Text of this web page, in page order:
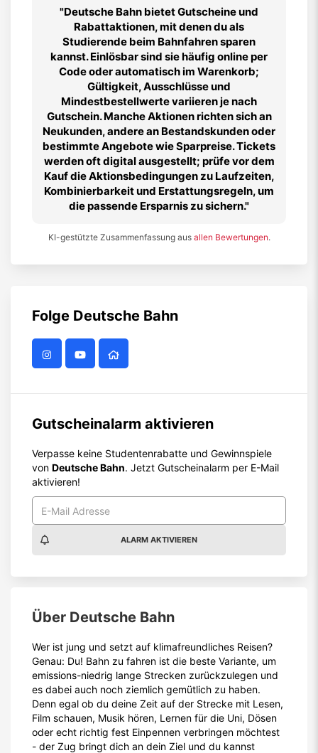
Deutsche Bahn bietet Gutscheine und
Rabattaktionen, mit denen du als
Studierende beim Bahnfahren sparen
kannst. Einlösbar sind sie häufig online per
Code oder automatisch im Warenkorb;
Gültigkeit, Ausschlüsse und
Mindestbestellwerte variieren je nach
Gutschein. Manche Aktionen richten sich an
Neukunden, andere an Bestandskunden oder
bestimmte Angebote wie Sparpreise. Tickets
werden oft digital ausgestellt; prüfe vor dem
Kauf die Aktionsbedingungen zu Laufzeiten,
Kombinierbarkeit und Erstattungsregeln, um
die passende Ersparnis zu sichern.
KI-gestützte Zusammenfassung aus allen Bewertungen.
Folge Deutsche Bahn
Gutscheinalarm aktivieren
Verpasse keine Studentenrabatte und Gewinnspiele
von Deutsche Bahn. Jetzt Gutscheinalarm per E-Mail
aktivieren!
ALARM AKTIVIEREN
Über Deutsche Bahn
Wer ist jung und setzt auf klimafreundliches Reisen?
Genau: Du! Bahn zu fahren ist die beste Variante, um
emissions-niedrig lange Strecken zurückzulegen und
es dabei auch noch ziemlich gemütlich zu haben.
Denn egal ob du deine Zeit auf der Strecke mit Lesen,
Film schauen, Musik hören, Lernen für die Uni, Dösen
oder echt richtig fest Einpennen verbringen möchtest
- der Zug bringt dich an dein Ziel und du kannst